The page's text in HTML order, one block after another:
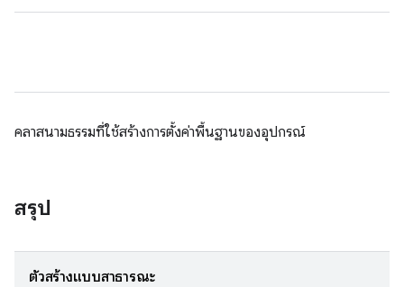
คลาสนามธรรมที่ใช้สร้างการตั้งค่าพื้นฐานของอุปกรณ์
สรุป
ตัวสร้างแบบสาธารณะ